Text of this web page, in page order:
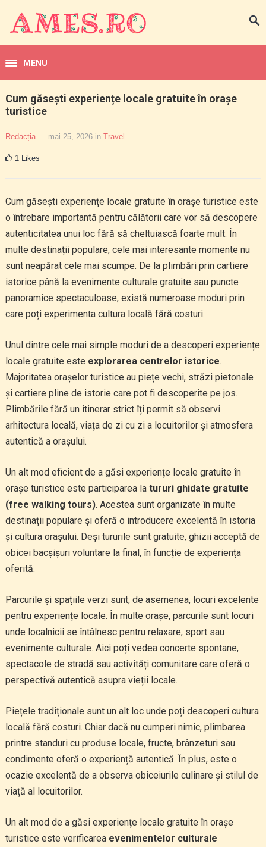
MENU
Cum găsești experiențe locale gratuite în orașe
turistice
Redacția — mai 25, 2026 in Travel
1 Likes
Cum găsești experiențe locale gratuite în orașe turistice este
o întrebare importantă pentru călătorii care vor să descopere
autenticitatea unui loc fără să cheltuiască foarte mult. În
multe destinații populare, cele mai interesante momente nu
sunt neapărat cele mai scumpe. De la plimbări prin cartiere
istorice până la evenimente culturale gratuite sau puncte
panoramice spectaculoase, există numeroase moduri prin
care poți experimenta cultura locală fără costuri.
Unul dintre cele mai simple moduri de a descoperi experiențe
locale gratuite este explorarea centrelor istorice.
Majoritatea orașelor turistice au piețe vechi, străzi pietonale
și cartiere pline de istorie care pot fi descoperite pe jos.
Plimbările fără un itinerar strict îți permit să observi
arhitectura locală, viața de zi cu zi a locuitorilor și atmosfera
autentică a orașului.
Un alt mod eficient de a găsi experiențe locale gratuite în
orașe turistice este participarea la tururi ghidate gratuite
(free walking tours). Acestea sunt organizate în multe
destinații populare și oferă o introducere excelentă în istoria
și cultura orașului. Deși tururile sunt gratuite, ghizii acceptă de
obicei bacșișuri voluntare la final, în funcție de experiența
oferită.
Parcurile și spațiile verzi sunt, de asemenea, locuri excelente
pentru experiențe locale. În multe orașe, parcurile sunt locuri
unde localnicii se întâlnesc pentru relaxare, sport sau
evenimente culturale. Aici poți vedea concerte spontane,
spectacole de stradă sau activități comunitare care oferă o
perspectivă autentică asupra vieții locale.
Piețele tradiționale sunt un alt loc unde poți descoperi cultura
locală fără costuri. Chiar dacă nu cumperi nimic, plimbarea
printre standuri cu produse locale, fructe, brânzeturi sau
condimente oferă o experiență autentică. În plus, este o
ocazie excelentă de a observa obiceiurile culinare și stilul de
viață al locuitorilor.
Un alt mod de a găsi experiențe locale gratuite în orașe
turistice este verificarea evenimentelor culturale